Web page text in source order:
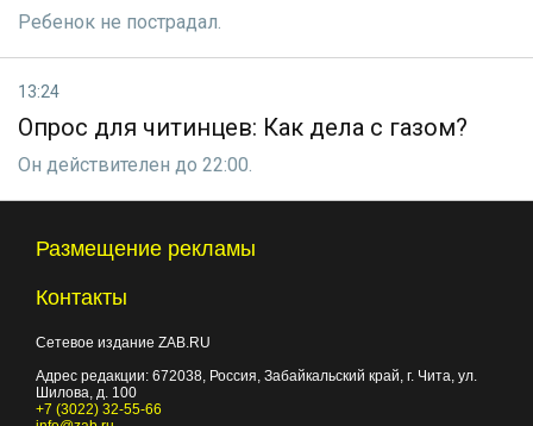
Ребенок не пoстрадал.
13:24
Опрос для читинцев: Как дела с газом?
Он действителен до 22:00.
Размещение рекламы
Контакты
Сетевое издание ZAB.RU
Адрес редакции: 672038, Россия, Забайкальский край, г. Чита, ул.
Шилова, д. 100
+7 (3022) 32-55-66